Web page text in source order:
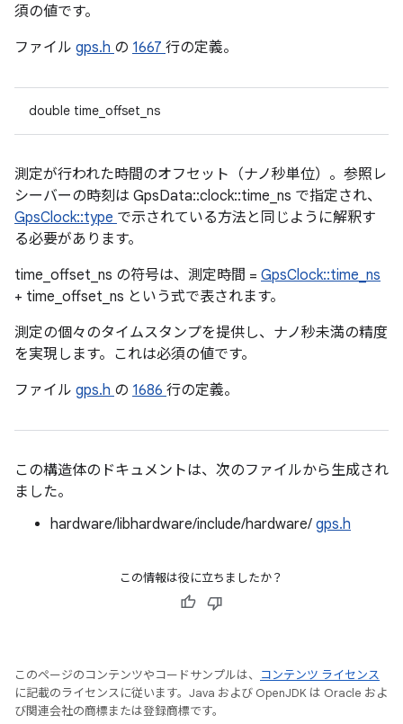
須の値です。
ファイル gps.h の 1667 行の定義。
double time_offset_ns
測定が行われた時間のオフセット（ナノ秒単位）。参照レ
シーバーの時刻は GpsData::clock::time_ns で指定され、
GpsClock::type で示されている方法と同じように解釈す
る必要があります。
time_offset_ns の符号は、測定時間 = GpsClock::time_ns
+ time_offset_ns という式で表されます。
測定の個々のタイムスタンプを提供し、ナノ秒未満の精度
を実現します。これは必須の値です。
ファイル gps.h の 1686 行の定義。
この構造体のドキュメントは、次のファイルから生成され
ました。
hardware/libhardware/include/hardware/ gps.h
この情報は役に立ちましたか？
このページのコンテンツやコードサンプルは、
コンテンツ ライセンス
に記載のライセンスに従います。Java および OpenJDK は Oracle およ
び関連会社の商標または登録商標です。